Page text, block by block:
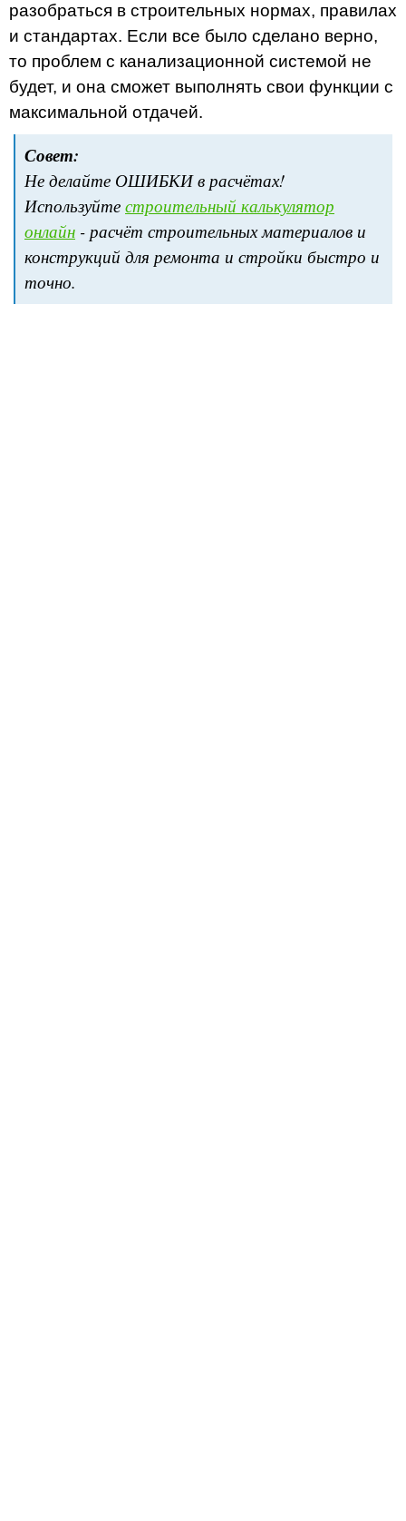
разобраться в строительных нормах, правилах
и стандартах. Если все было сделано верно,
то проблем с канализационной системой не
будет, и она сможет выполнять свои функции с
максимальной отдачей.
Совет:
Не делайте ОШИБКИ в расчётах!
Используйте строительный калькулятор
онлайн - расчёт строительных материалов и
конструкций для ремонта и стройки быстро и
точно.